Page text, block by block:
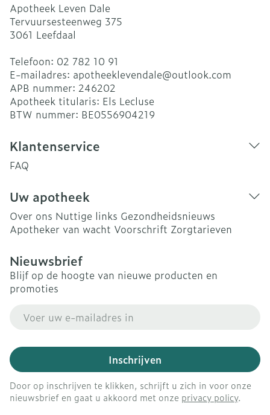
Apotheek Leven Dale
Tervuursesteenweg 375
3061 Leefdaal
Telefoon: 02 782 10 91
E-mailadres: apotheeklevendale@outlook.com
APB nummer: 246202
Apotheek titularis: Els Lecluse
BTW nummer: BE0556904219
Klantenservice
FAQ
Uw apotheek
Over ons Nuttige links Gezondheidsnieuws
Apotheker van wacht Voorschrift Zorgtarieven
Nieuwsbrief
Blijf op de hoogte van nieuwe producten en
promoties
Inschrijven
Door op inschrijven te klikken, schrijft u zich in voor onze
nieuwsbrief en gaat u akkoord met onze privacy policy.